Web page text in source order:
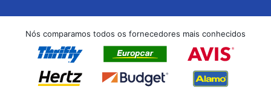
Nós comparamos todos os fornecedores mais conhecidos